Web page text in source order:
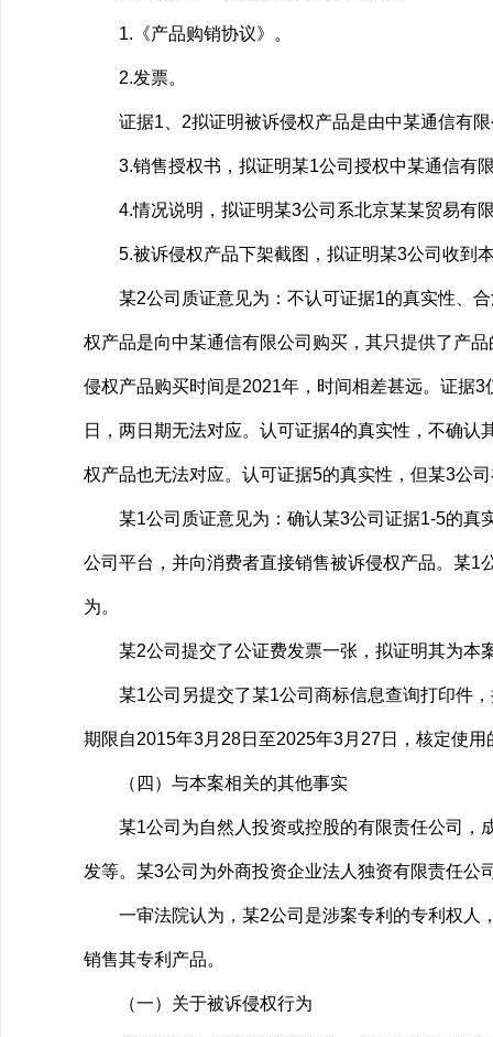
1.《产品购销协议》。
2.发票。
证据1、2拟证明被诉侵权产品是由中某通信有限
3.销售授权书，拟证明某1公司授权中某通信有限
4.情况说明，拟证明某3公司系北京某某贸易有
5.被诉侵权产品下架截图，拟证明某3公司收到
某2公司质证意见为：不认可证据1的真实性、合
权产品是向中某通信有限公司购买，其只提供了产
侵权产品购买时间是2021年，时间相差甚远。证据
日，两日期无法对应。认可证据4的真实性，不确
权产品也无法对应。认可证据5的真实性，但某3公
某1公司质证意见为：确认某3公司证据1-5的真
公司平台，并向消费者直接销售被诉侵权产品。某
为。
某2公司提交了公证费发票一张，拟证明其为本
某1公司另提交了某1公司商标信息查询打印件，
期限自2015年3月28日至2025年3月27日，核定使
（四）与本案相关的其他事实
某1公司为自然人投资或控股的有限责任公司，
发等。某3公司为外商投资企业法人独资有限责任
一审法院认为，某2公司是涉案专利的专利权人
销售其专利产品。
（一）关于被诉侵权行为